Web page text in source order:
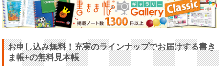
お申し込み無料！充実のラインナップでお届けする書き
ま帳+の無料見本帳